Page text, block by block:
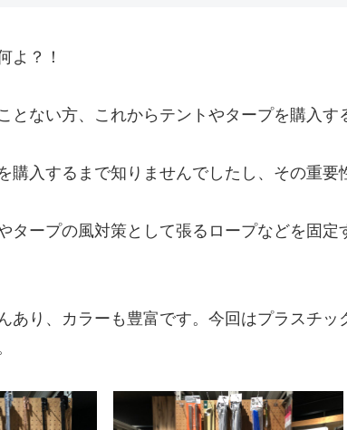
よ？！
とない方、これからテントやタープを購入
購入するまで知りませんでしたし、その重要
タープの風対策として張るロープなどを固
あり、カラーも豊富です。今回はプラスチ